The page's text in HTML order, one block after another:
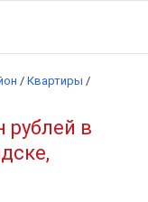
/ Квартиры /
рублей в